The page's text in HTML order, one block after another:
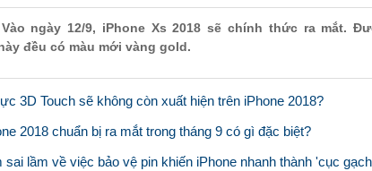
ngày 12/9, iPhone Xs 2018 sẽ chính thức ra mắt.
đều có màu mới vàng gold.
3D Touch sẽ không còn xuất hiện trên iPhone 2018?
2018 chuẩn bị ra mắt trong tháng 9 có gì đặc biệt?
sai lầm về việc bảo vệ pin khiến iPhone nhanh thành 'cục